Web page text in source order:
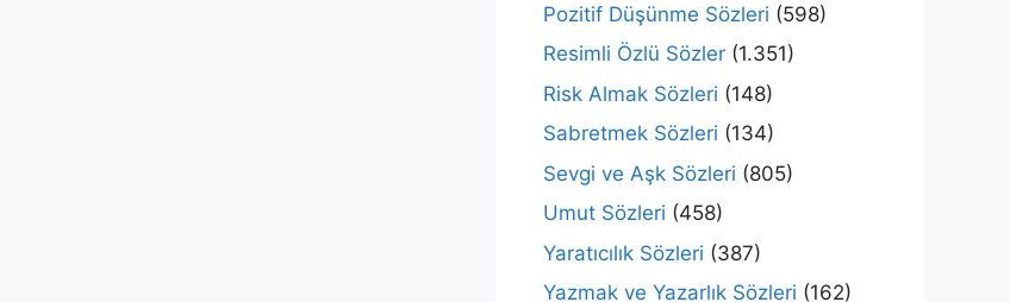
Pozitif Düşünme Sözleri (598)
Resimli Özlü Sözler (1.351)
Risk Almak Sözleri (148)
Sabretmek Sözleri (134)
Sevgi ve Aşk Sözleri (805)
Umut Sözleri (458)
Yaratıcılık Sözleri (387)
Yazmak ve Yazarlık Sözleri (162)